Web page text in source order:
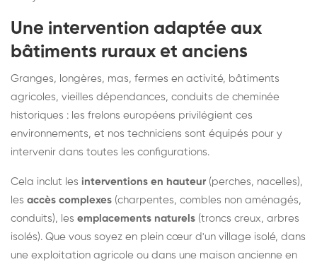
Une intervention adaptée aux
bâtiments ruraux et anciens
Granges, longères, mas, fermes en activité, bâtiments
agricoles, vieilles dépendances, conduits de cheminée
historiques : les frelons européens privilégient ces
environnements, et nos techniciens sont équipés pour y
intervenir dans toutes les configurations.
Cela inclut les interventions en hauteur (perches, nacelles),
les accès complexes (charpentes, combles non aménagés,
conduits), les emplacements naturels (troncs creux, arbres
isolés). Que vous soyez en plein cœur d'un village isolé, dans
une exploitation agricole ou dans une maison ancienne en